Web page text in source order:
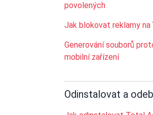
povolených
Jak blokovat reklamy na
Generování souborů
mobilní zařízení
Odinstalovat a